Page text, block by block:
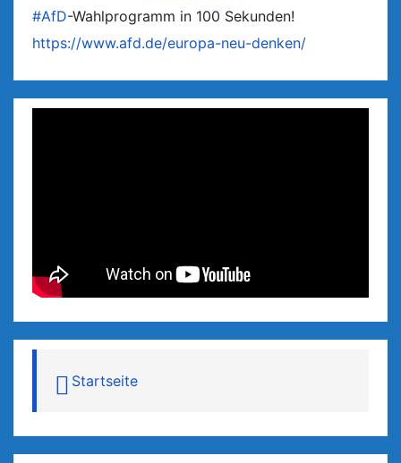
#AfD-Wahlprogramm in 100 Sekunden!
https://www.afd.de/europa-neu-denken/
Startseite